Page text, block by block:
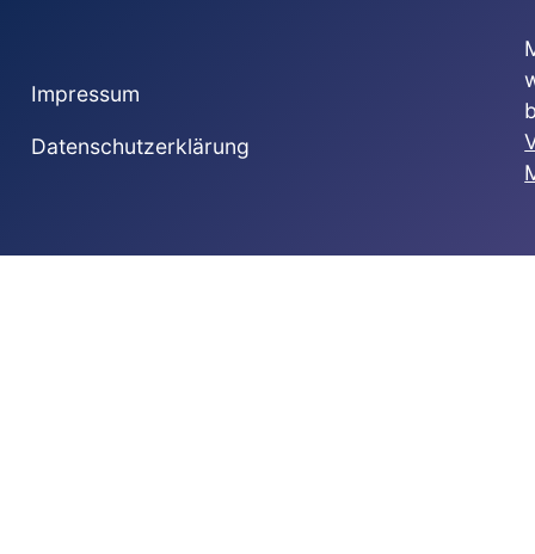
Impressum
Datenschutzerklärung